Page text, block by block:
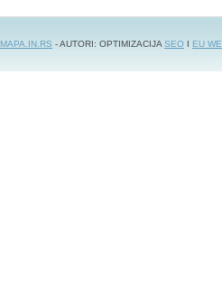
MAPA.IN.RS - AUTORI: OPTIMIZACIJASEO I EU